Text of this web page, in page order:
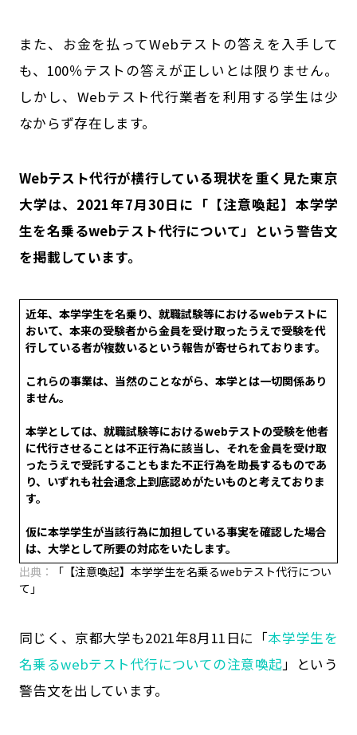
また、お金を払ってWebテストの答えを入手して
も、100％テストの答えが正しいとは限りません。
しかし、Webテスト代行業者を利用する学生は少
なからず存在します。
Webテスト代行が横行している現状を重く見た東京
大学は、2021年7月30日に「【注意喚起】本学学
生を名乗るwebテスト代行について」という警告文
を掲載しています。
近年、本学学生を名乗り、就職試験等におけるwebテストに
おいて、本来の受験者から金員を受け取ったうえで受験を代
行している者が複数いるという報告が寄せられております。
これらの事業は、当然のことながら、本学とは一切関係あり
ません。
本学としては、就職試験等におけるwebテストの受験を他者
に代行させることは不正行為に該当し、それを金員を受け取
ったうえで受託することもまた不正行為を助長するものであ
り、いずれも社会通念上到底認めがたいものと考えておりま
す。
仮に本学学生が当該行為に加担している事実を確認した場合
は、大学として所要の対応をいたします。
出典：
「【注意喚起】本学学生を名乗るwebテスト代行につい
て」
同じく、京都大学も2021年8月11日に「本学学生を
名乗るwebテスト代行についての注意喚起」という
警告文を出しています。